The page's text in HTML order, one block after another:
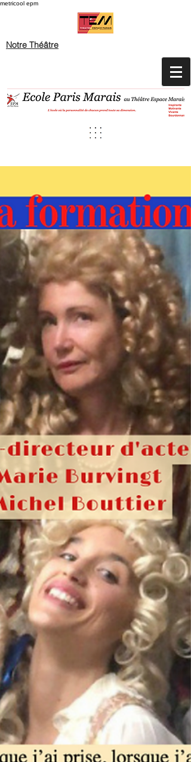
metricool epm
Notre Théâtre